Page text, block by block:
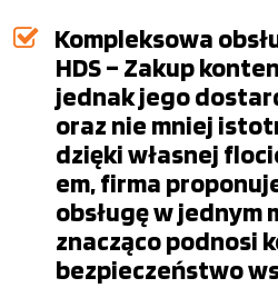
Kompleksowa
HDS – Zakup
jednak jego
oraz nie mniej
dzięki własnej
em, firma
obsługę w jednym
znacząco podnosi
bezpieczeństwo